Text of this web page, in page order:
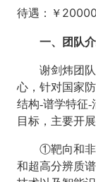
待遇：￥
一、团队
谢剑炜团队
心，针对国家
结构-谱学特征-
目标，主要开
①靶向和非
和超高分辨质